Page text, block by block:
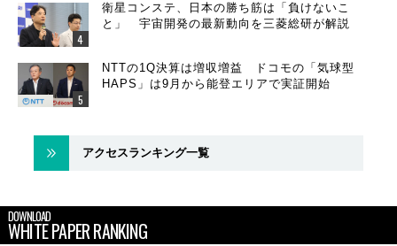
衛星コンステ、日本の勝ち筋は「負けないこ
と」 宇宙開発の最新動向を三菱総研が解説
NTTの1Q決算は増収増益 ドコモの「気球型
HAPS」は9月から能登エリアで実証開始
アクセスランキング一覧
DOWNLOAD
WHITE PAPER RANKING